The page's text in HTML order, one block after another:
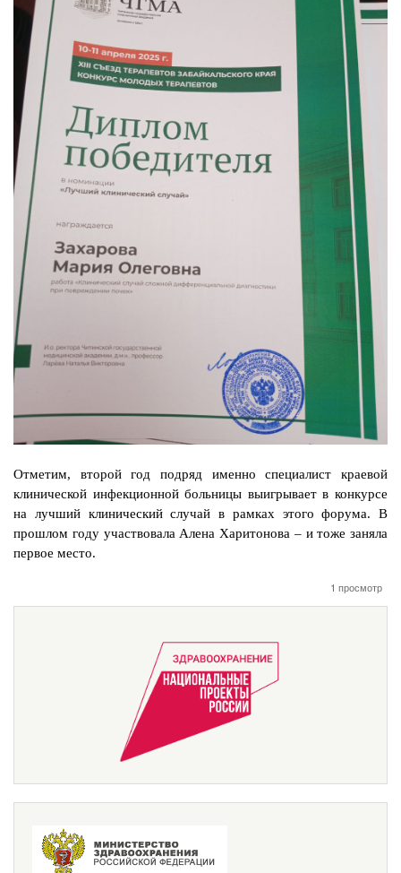
Отметим, второй год подряд именно специалист краевой
клинической инфекционной больницы выигрывает в конкурсе
на лучший клинический случай в рамках этого форума. В
прошлом году участвовала Алена Харитонова – и тоже заняла
первое место.
1 просмотр